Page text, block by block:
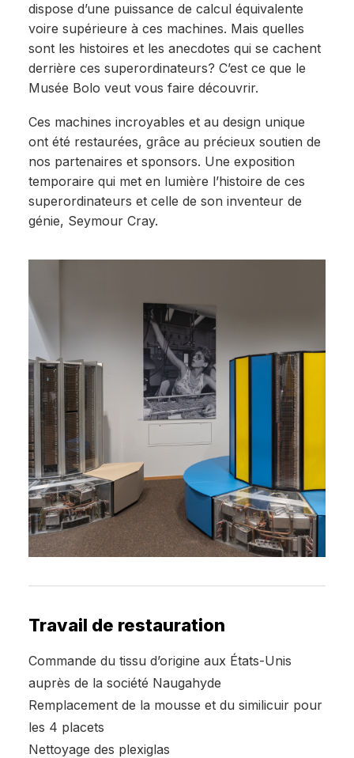
dispose d’une puissance de calcul équivalente
voire supérieure à ces machines. Mais quelles
sont les histoires et les anecdotes qui se cachent
derrière ces superordinateurs? C’est ce que le
Musée Bolo veut vous faire découvrir.
Ces machines incroyables et au design unique
ont été restaurées, grâce au précieux soutien de
nos partenaires et sponsors. Une exposition
temporaire qui met en lumière l’histoire de ces
superordinateurs et celle de son inventeur de
génie, Seymour Cray.
Travail de restauration
Commande du tissu d’origine aux États-Unis
auprès de la société Naugahyde
Remplacement de la mousse et du similicuir pour
les 4 placets
Nettoyage des plexiglas